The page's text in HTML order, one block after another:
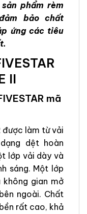
phẩm rèm
bảo chất
ứng các tiêu
II
mã
được làm từ vải
dệt hoàn
lớp vải dày và
sáng. Một lớp
không gian mở
ngoài. Chất
rất cao, khả